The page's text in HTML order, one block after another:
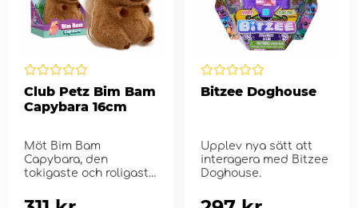
Club Petz Bim Bam
Capybara 16cm
Möt Bim Bam
Capybara, den
tokigaste och roligaste
Bitzee Doghouse
Upplev nya sätt att
interagera med Bitzee
Doghouse.